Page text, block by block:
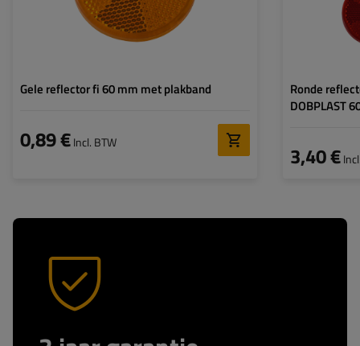
Gele reflector fi 60 mm met plakband
0,89 €Incl. BTW
Ronde
DOBPLAST
3,40 €